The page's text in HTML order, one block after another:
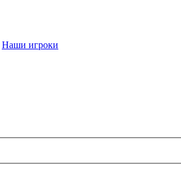
Наши игроки